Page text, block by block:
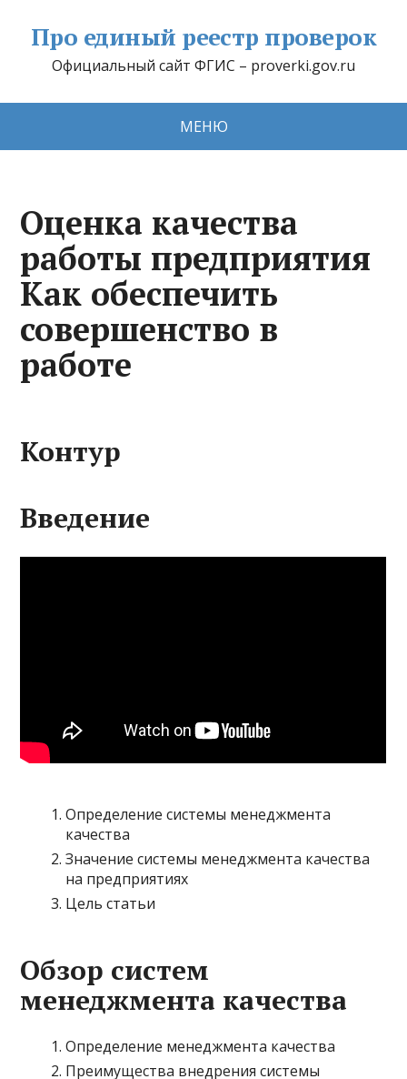
Про единый реестр проверок
Официальный сайт ФГИС – proverki.gov.ru
МЕНЮ
Оценка качества
работы предприятия
Как обеспечить
совершенство в
работе
Контур
Введение
Определение системы менеджмента
качества
Значение системы менеджмента качества
на предприятиях
Цель статьи
Обзор систем
менеджмента качества
Определение менеджмента качества
Преимущества внедрения системы